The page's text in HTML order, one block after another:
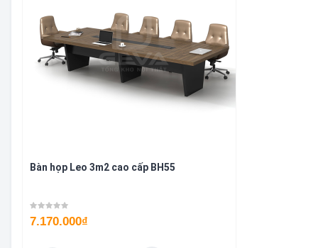
Bàn họp Leo 3m2 cao cấp BH55
7.170.000₫